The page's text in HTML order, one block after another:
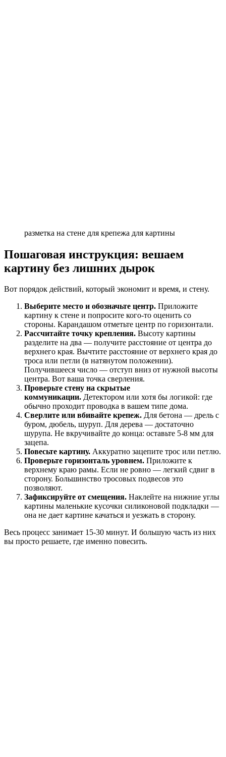
разметка на стене для крепежа для картины
Пошаговая инструкция: вешаем
картину без лишних дырок
Вот порядок действий, который экономит и время, и стену.
Выберите место и обозначьте центр. Приложите
картину к стене и попросите кого-то оценить со
стороны. Карандашом отметьте центр по горизонтали.
Рассчитайте точку крепления. Высоту картины
разделите на два — получите расстояние от центра до
верхнего края. Вычтите расстояние от верхнего края до
троса или петли (в натянутом положении).
Получившееся число — отступ вниз от нужной высоты
центра. Вот ваша точка сверления.
Проверьте стену на скрытые
коммуникации. Детектором или хотя бы логикой: где
обычно проходит проводка в вашем типе дома.
Сверлите или вбивайте крепеж. Для бетона — дрель с
буром, дюбель, шуруп. Для дерева — достаточно
шурупа. Не вкручивайте до конца: оставьте 5-8 мм для
зацепа.
Повесьте картину. Аккуратно зацепите трос или петлю.
Проверьте горизонталь уровнем. Приложите к
верхнему краю рамы. Если не ровно — легкий сдвиг в
сторону. Большинство тросовых подвесов это
позволяют.
Зафиксируйте от смещения. Наклейте на нижние углы
картины маленькие кусочки силиконовой подкладки —
она не дает картине качаться и уезжать в сторону.
Весь процесс занимает 15-30 минут. И большую часть из них
вы просто решаете, где именно повесить.